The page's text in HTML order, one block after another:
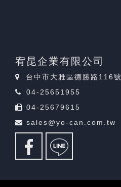
宥昆企業有限公司
台中市大雅區德勝路116號
04-25651955
04-25679615
sales@yo-can.com.tw